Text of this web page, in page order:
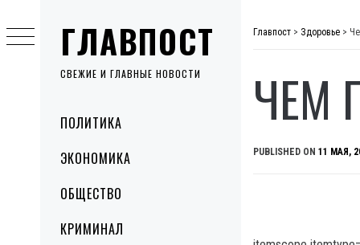
ГЛАВПОСТ
СВЕЖИЕ И ГЛАВНЫЕ НОВОСТИ
MenuПОЛИТИКА
ЭКОНОМИКА
ОБЩЕСТВО
КРИМИНАЛ
to
content
Главпост > Здоровье >
ЧЕМ
PUBLISHED ON 11 МАЯ,